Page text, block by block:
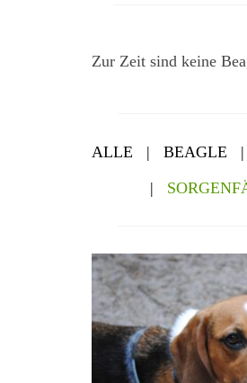
Zur Zeit sind keine
ALLE | BEAGLE
|